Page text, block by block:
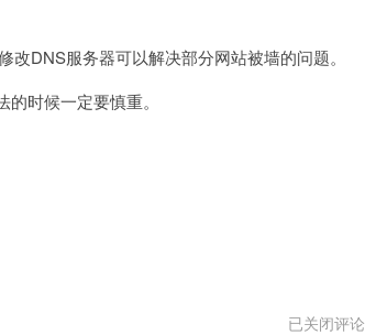
DNS服务器可以解决部分网站被墙的问题。
时候一定要慎重。
神
已关闭评论